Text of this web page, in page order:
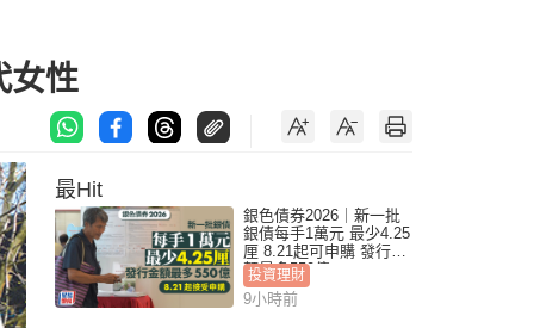
女性
最Hit
銀色債券2026｜新一批
銀債每手1萬元 最少4.25
厘 8.21起可申購 發行金
額最多550億
投資理財
9小時前